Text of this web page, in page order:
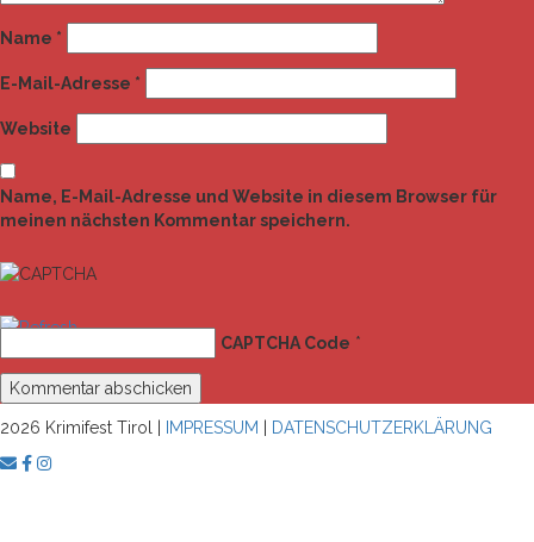
Name *
E-Mail-Adresse *
Website
Name, E-Mail-Adresse und Website in diesem Browser für
meinen nächsten Kommentar speichern.
CAPTCHA Code *
2026 Krimifest Tirol | IMPRESSUM DATENSCHUTZERKLÄRUNG